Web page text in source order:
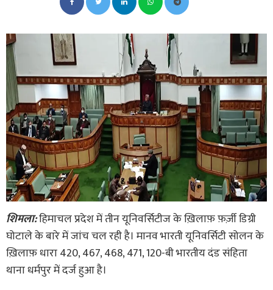
शिमला:हिमाचल प्रदेश में तीन यूनिवर्सिटीज के ख़िलाफ़ फ़र्ज़ी डिग्री
घोटाले के बारे में जांच चल रही है। मानव भारती यूनिवर्सिटी सोलन के
ख़िलाफ़ धारा 420, 467, 468, 471, 120-बी भारतीय दंड संहिता
थाना धर्मपुर में दर्ज हुआ है।